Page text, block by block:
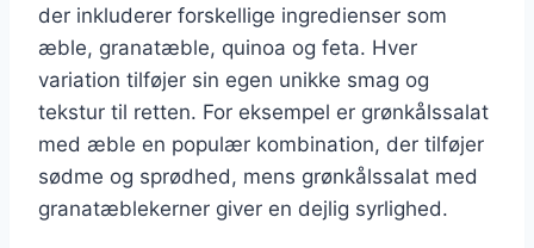
der inkluderer forskellige ingredienser som
æble, granatæble, quinoa og feta. Hver
variation tilføjer sin egen unikke smag og
tekstur til retten. For eksempel er grønkålssalat
med æble en populær kombination, der tilføjer
sødme og sprødhed, mens grønkålssalat med
granatæblekerner giver en dejlig syrlighed.